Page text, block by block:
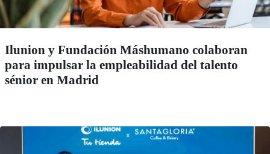
Ilunion y Fundación Máshumano colaboran
para impulsar la empleabilidad del talento
sénior en Madrid